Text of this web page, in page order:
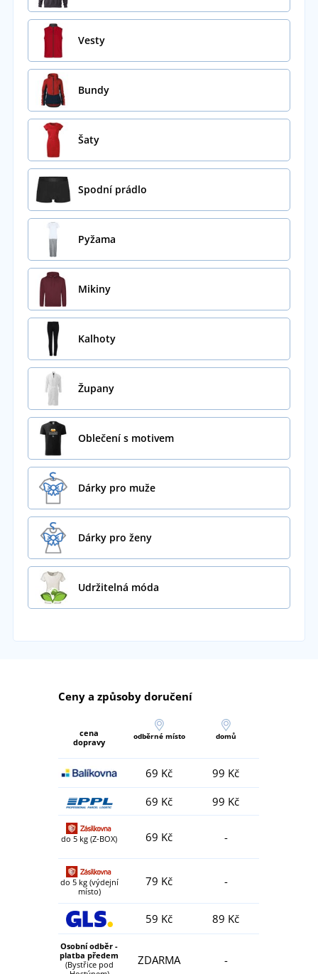
Vesty
Bundy
Šaty
Spodní prádlo
Pyžama
Mikiny
Kalhoty
Župany
Oblečení s motivem
Dárky pro muže
Dárky pro ženy
Udržitelná móda
Ceny a způsoby doručení
cena
dopravy
odběrné místo domů
69 Kč
99 Kč
69 Kč
99 Kč
do 5 kg (Z-BOX) 69 Kč -
do 5 kg (výdejní
místo)
79 Kč -
59 Kč 89 Kč
Osobní odběr -
platba předem
(Bystřice pod
ZDARMA -